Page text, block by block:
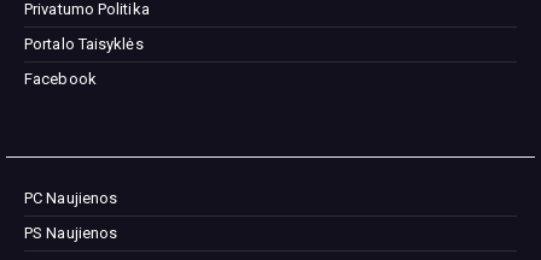
Privatumo Politika
Portalo Taisyklės
Facebook
PC Naujienos
PS Naujienos